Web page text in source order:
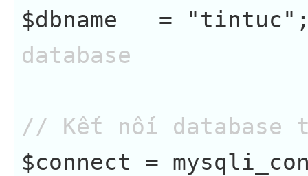
$dbname   =
database
// Kết nối database
$connect =